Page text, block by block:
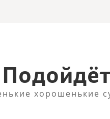
хорошенькие